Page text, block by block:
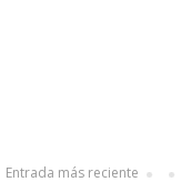
Entrada más reciente